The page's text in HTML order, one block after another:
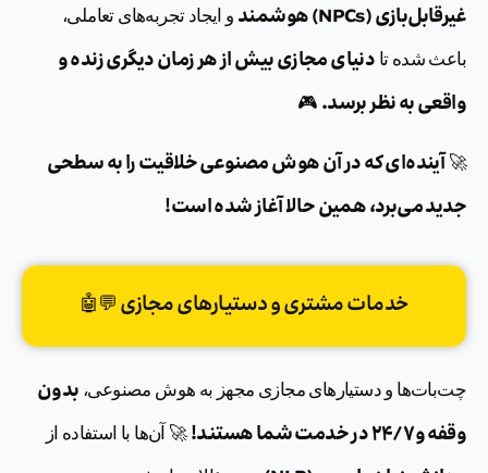
غیرقابل‌بازی (NPCs) هوشمند
و ایجاد تجربه‌های تعاملی،
باعث شده تا دنیای مجازی بیش از هر زمان دیگری زنده و
واقعی به نظر برسد. 🎮
🚀 آینده‌ای که در آن هوش مصنوعی خلاقیت را به سطحی
جدید می‌برد، همین حالا آغاز شده است!
خدمات مشتری و دستیارهای مجازی 💬🤖
چت‌بات‌ها و دستیارهای مجازی مجهز به هوش مصنوعی، بدون
وقفه و ۲۴/۷ در خدمت شما هستند!
🚀 آن‌ها با استفاده از